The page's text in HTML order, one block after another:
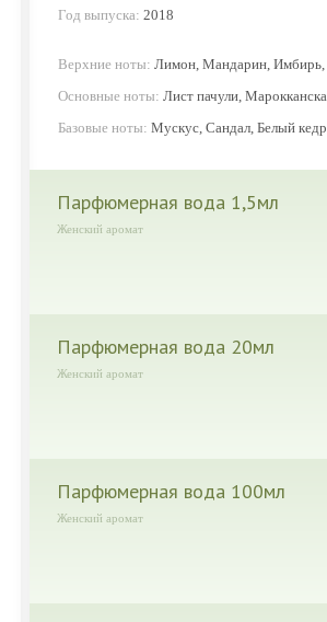
Год выпуска: 2018
Верхние ноты: Лимон, Мандарин, Имбирь,
Основные ноты: Лист пачули,
Базовые ноты: Мускус, Сандал, Белый
парфюмерная вода 1,5мл
Женский аромат
парфюмерная вода 20мл
Женский аромат
парфюмерная вода 100мл
Женский аромат